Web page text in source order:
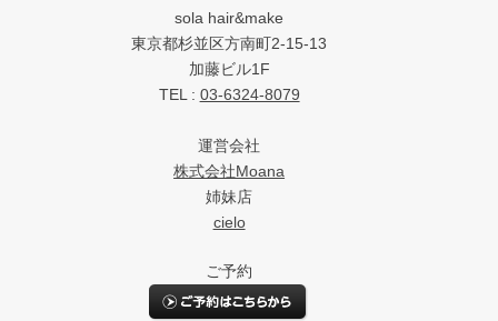
sola hair&make
東京都杉並区方南町2-15-13
加藤ビル1F
TEL : 03-6324-8079
運営会社
株式会社Moana
姉妹店
cielo
ご予約